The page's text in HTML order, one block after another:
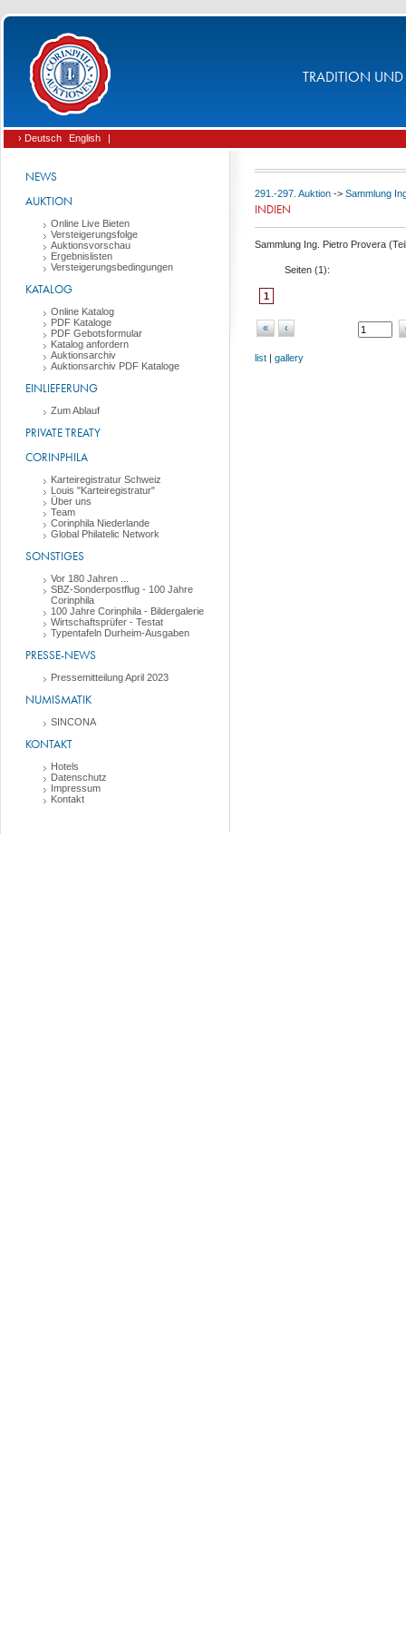
TRADITION UND
› Deutsch English |
NEWS
AUKTION
Online Live Bieten
Versteigerungsfolge
Auktionsvorschau
Ergebnislisten
Versteigerungsbedingungen
KATALOG
Online Katalog
PDF Kataloge
PDF Gebotsformular
Katalog anfordern
Auktionsarchiv
Auktionsarchiv PDF Kataloge
EINLIEFERUNG
Zum Ablauf
PRIVATE TREATY
CORINPHILA
Karteiregistratur Schweiz
Louis "Karteiregistratur"
Über uns
Team
Corinphila Niederlande
Global Philatelic Network
SONSTIGES
Vor 180 Jahren ...
SBZ-Sonderpostflug - 100 Jahre
Corinphila
100 Jahre Corinphila - Bildergalerie
Wirtschaftsprüfer - Testat
Typentafeln Durheim-Ausgaben
PRESSE-NEWS
Pressemitteilung April 2023
NUMISMATIK
SINCONA
KONTAKT
Hotels
Datenschutz
Impressum
Kontakt
291.-297. Auktion -> Sammlung
INDIEN
Sammlung Ing. Pietro Provera
Seiten (1):
1
« ‹
list | gallery